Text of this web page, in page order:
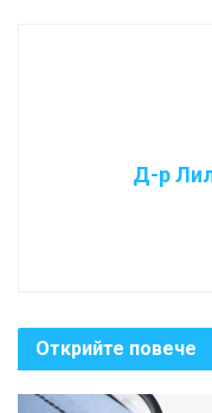
Д-р
Открийте повече